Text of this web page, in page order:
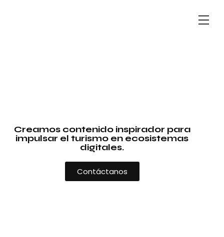
Creamos contenido inspirador para
impulsar el turismo en ecosistemas
digitales.
Contáctanos